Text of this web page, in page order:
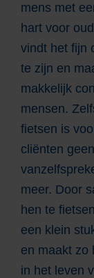
mens met
hart voor
vindt het fijn
te zijn en
makkelijk
mensen.
fietsen is
cliënten geen
meer. Door
hen te
een klein
en maakt zo
in het leven